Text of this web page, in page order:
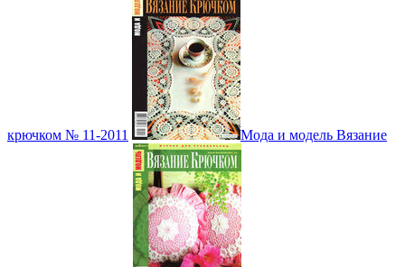
крючком № 11-2011 Мода и модель Вязание